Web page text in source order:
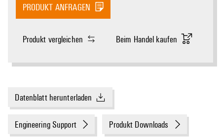
PRODUKT ANFRAGEN
Produkt vergleichen Beim Handel kaufen
Datenblatt herunterladen
Engineering Support Produkt Downloads